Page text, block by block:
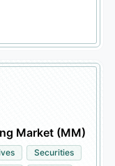
Market (MM)
Securities